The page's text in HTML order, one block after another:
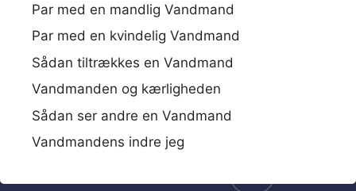
Par med en mandlig Vandmand
Par med en kvindelig Vandmand
Sådan tiltrækkes en Vandmand
Vandmanden og kærligheden
Sådan ser andre en Vandmand
Vandmandens indre jeg